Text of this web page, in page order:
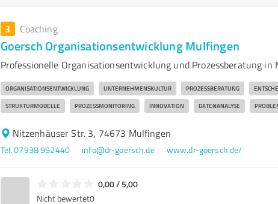
3 Coaching
Goersch Organisationsentwicklung Mulfingen
Professionelle Organisationsentwicklung und Prozessberatung in
ORGANISATIONSENTWICKLUNG UNTERNEHMENSKULTUR PROZESSBERATUNG
STRUKTURMODELLE PROZESSMONITORING INNOVATION DATENANALYSE
Nitzenhäuser Str. 3, 74673 Mulfingen
Tel. 07938 992440 info@dr-goersch.de www.dr-goersch.de/
0,00 / 5,00
Nicht bewertet0